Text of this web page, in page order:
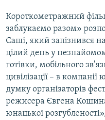
Короткометражний
заблукаємо разом»
Саші, який запізнився
цілий день у
готівки, мобільного
цивілізації – в
думку організаторів
режисера Євгена
юнацької